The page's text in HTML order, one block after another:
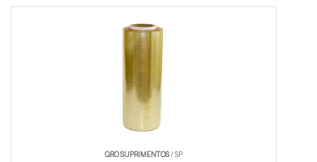
QRO SUPRIMENTOS/ SP